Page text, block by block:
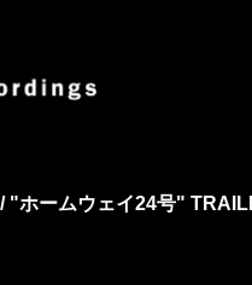
"ホームウェイ24号"